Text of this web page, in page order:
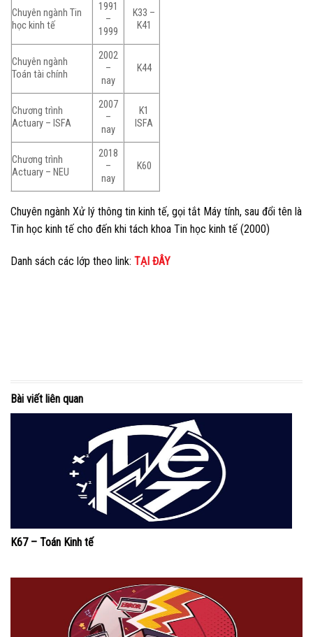
Chuyên ngành Tin
học kinh tế
1991
–
1999
K33 –
K41
Chuyên ngành
Toán tài chính
2002
–
nay
K44
Chương trình
Actuary – ISFA
2007
–
nay
K1
ISFA
Chương trình
Actuary – NEU
2018
–
nay
K60
Chuyên ngành Xử lý thông tin kinh tế, gọi tắt Máy tính, sau đổi tên là
Tin học kinh tế cho đến khi tách khoa Tin học kinh tế (2000)
Danh sách các lớp theo link: TẠI ĐÂY
Bài viết liên quan
K67 – Toán Kinh tế